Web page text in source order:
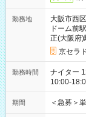
勤務地
大阪市西区
ドーム前
正(大阪府
京セラ
勤務時間
ナイター
期間 ＜急募＞